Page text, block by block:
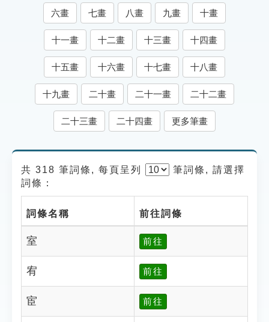
知識索引
單字索引
生命大百科索引
遊戲專區
貓頭鷹博士
六畫 七畫 八畫 九畫 十畫
十一畫 十二畫 十三畫 十四畫
十五畫 十六畫 十七畫 十八畫
十九畫 二十畫 二十一畫 二十二畫
二十三畫 二十四畫 更多筆畫
共 318 筆詞條, 每頁呈列 筆詞條, 請選擇
詞條：
詞條名稱 前往詞條
室 前往
宥 前往
宦 前往